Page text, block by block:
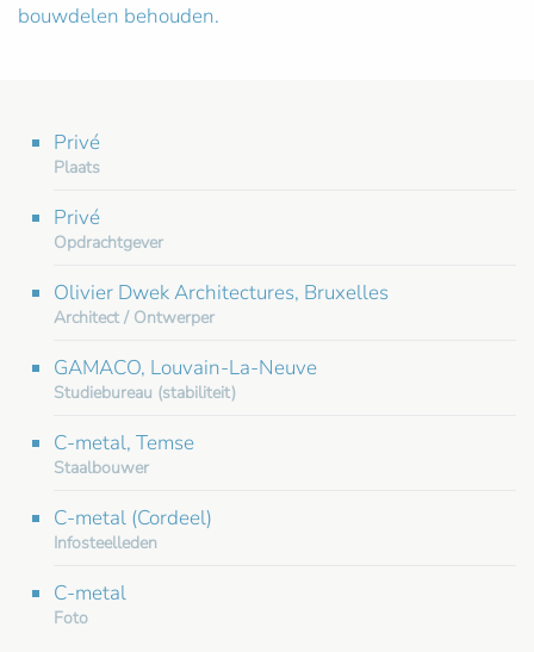
bouwdelen behouden.
Privé
Plaats
Privé
Opdrachtgever
Olivier Dwek Architectures, Bruxelles
Architect / Ontwerper
GAMACO, Louvain-La-Neuve
Studiebureau (stabiliteit)
C-metal, Temse
Staalbouwer
C-metal (Cordeel)
Infosteelleden
C-metal
Foto